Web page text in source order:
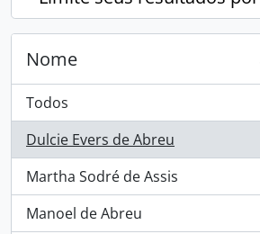
Nome
Todos
Dulcie Evers de Abreu
, 1 resultados
Martha Sodré de Assis
, 1 resultados
Manoel de Abreu
, 1 resultados